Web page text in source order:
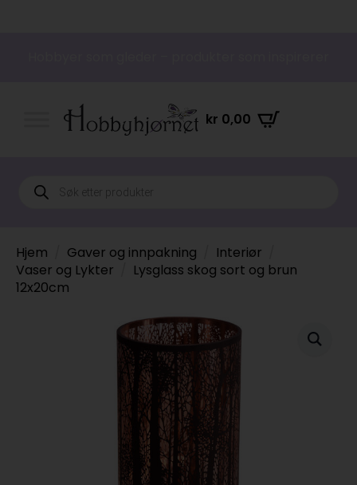
kr 0,00
Products
search
Hjem Gaver og innpakning
Interiør
Vaser og Lykter
Lysglass skog sort og brun
12x20cm